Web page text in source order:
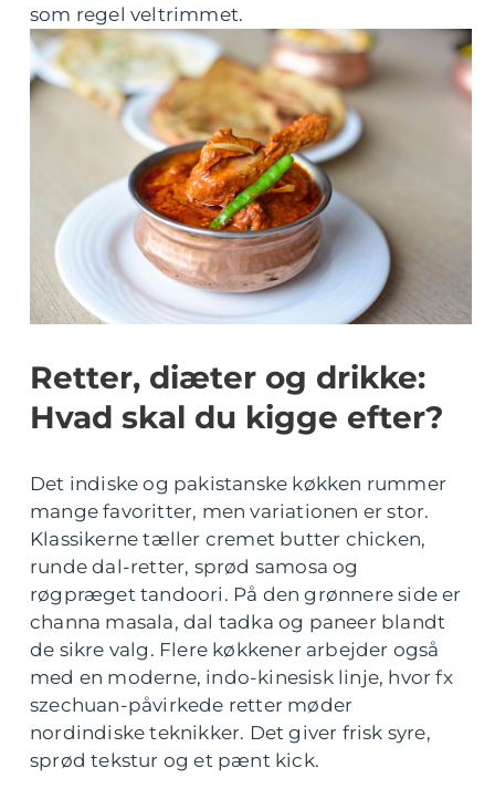
som regel veltrimmet.
Retter, diæter og drikke:
Hvad skal du kigge efter?
Det indiske og pakistanske køkken rummer
mange favoritter, men variationen er stor.
Klassikerne tæller cremet butter chicken,
runde dal-retter, sprød samosa og
røgpræget tandoori. På den grønnere side er
channa masala, dal tadka og paneer blandt
de sikre valg. Flere køkkener arbejder også
med en moderne, indo-kinesisk linje, hvor fx
szechuan-påvirkede retter møder
nordindiske teknikker. Det giver frisk syre,
sprød tekstur og et pænt kick.